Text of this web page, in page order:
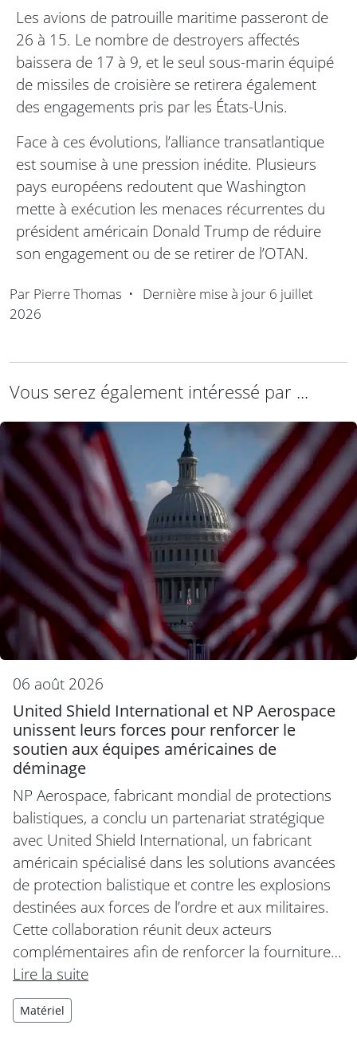
Les avions de patrouille maritime passeront de
26 à 15. Le nombre de destroyers affectés
baissera de 17 à 9, et le seul sous-marin équipé
de missiles de croisière se retirera également
des engagements pris par les États-Unis.
Face à ces évolutions, l’alliance transatlantique
est soumise à une pression inédite. Plusieurs
pays européens redoutent que Washington
mette à exécution les menaces récurrentes du
président américain Donald Trump de réduire
son engagement ou de se retirer de l’OTAN.
Par Pierre Thomas • Dernière mise à jour 6 juillet
2026
Vous serez également intéressé par ...
06 août 2026
United Shield International et NP Aerospace
unissent leurs forces pour renforcer le
soutien aux équipes américaines de
déminage
NP Aerospace, fabricant mondial de protections
balistiques, a conclu un partenariat stratégique
avec United Shield International, un fabricant
américain spécialisé dans les solutions avancées
de protection balistique et contre les explosions
destinées aux forces de l’ordre et aux militaires.
Cette collaboration réunit deux acteurs
complémentaires afin de renforcer la fourniture…
Lire la suite
Matériel